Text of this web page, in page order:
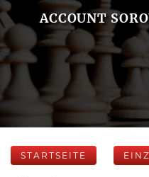
ACCOUNT
STARTSEITE